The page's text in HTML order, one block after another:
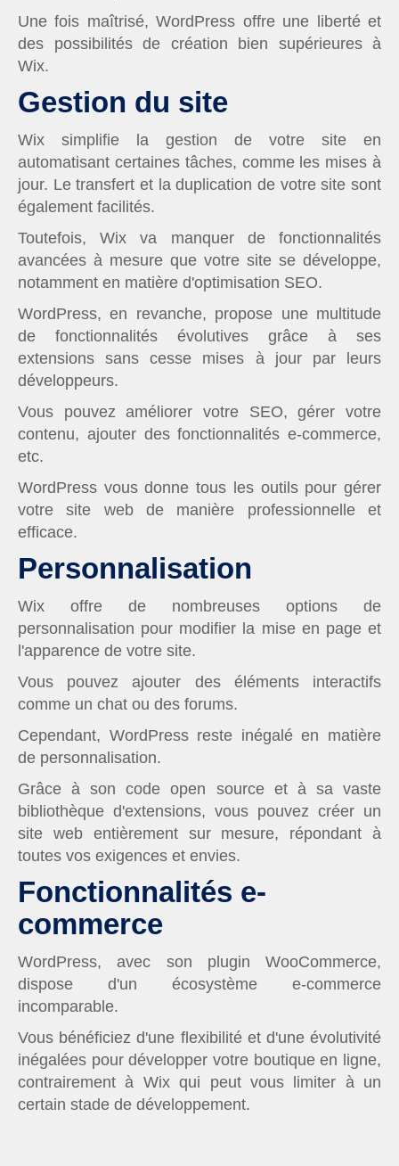
Une fois maîtrisé, WordPress offre une liberté et
des possibilités de création bien supérieures à
Wix.
Gestion du site
Wix simplifie la gestion de votre site en
automatisant certaines tâches, comme les mises à
jour. Le transfert et la duplication de votre site sont
également facilités.
Toutefois, Wix va manquer de fonctionnalités
avancées à mesure que votre site se développe,
notamment en matière d'optimisation SEO.
WordPress, en revanche, propose une multitude
de fonctionnalités évolutives grâce à ses
extensions sans cesse mises à jour par leurs
développeurs.
Vous pouvez améliorer votre SEO, gérer votre
contenu, ajouter des fonctionnalités e-commerce,
etc.
WordPress vous donne tous les outils pour gérer
votre site web de manière professionnelle et
efficace.
Personnalisation
Wix offre de nombreuses options de
personnalisation pour modifier la mise en page et
l'apparence de votre site.
Vous pouvez ajouter des éléments interactifs
comme un chat ou des forums.
Cependant, WordPress reste inégalé en matière
de personnalisation.
Grâce à son code open source et à sa vaste
bibliothèque d'extensions, vous pouvez créer un
site web entièrement sur mesure, répondant à
toutes vos exigences et envies.
Fonctionnalités e-
commerce
WordPress, avec son plugin WooCommerce,
dispose d'un écosystème e-commerce
incomparable.
Vous bénéficiez d'une flexibilité et d'une évolutivité
inégalées pour développer votre boutique en ligne,
contrairement à Wix qui peut vous limiter à un
certain stade de développement.